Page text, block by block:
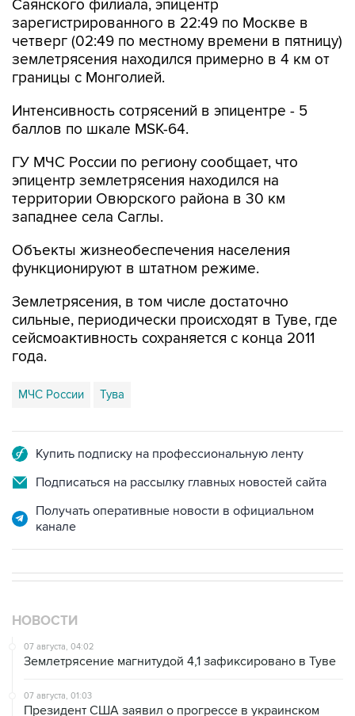
Саянского филиала, эпицентр
зарегистрированного в 22:49 по Москве в
четверг (02:49 по местному времени в пятницу)
землетрясения находился примерно в 4 км от
границы с Монголией.
Интенсивность сотрясений в эпицентре - 5
баллов по шкале MSK-64.
ГУ МЧС России по региону сообщает, что
эпицентр землетрясения находился на
территории Овюрского района в 30 км
западнее села Саглы.
Объекты жизнеобеспечения населения
функционируют в штатном режиме.
Землетрясения, в том числе достаточно
сильные, периодически происходят в Туве, где
сейсмоактивность сохраняется с конца 2011
года.
МЧС России Тува
Купить подписку на профессиональную ленту
Подписаться на рассылку главных новостей сайта
Получать оперативные новости в официальном
канале
НОВОСТИ
07 августа, 04:02
Землетрясение магнитудой 4,1 зафиксировано в Туве
07 августа, 01:03
Президент США заявил о прогрессе в украинском